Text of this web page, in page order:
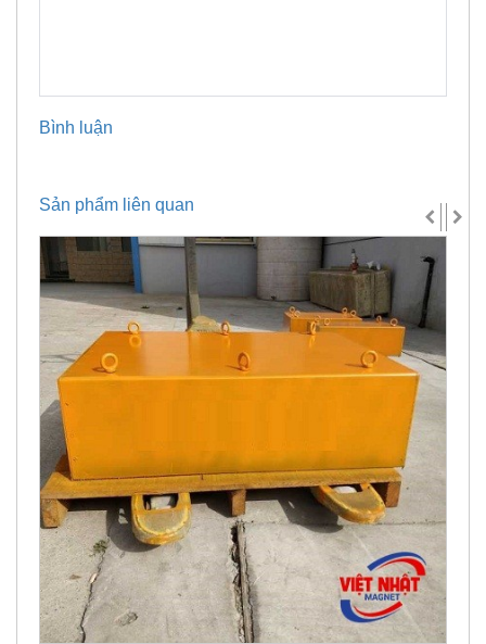
Bình luận
Sản phẩm liên quan